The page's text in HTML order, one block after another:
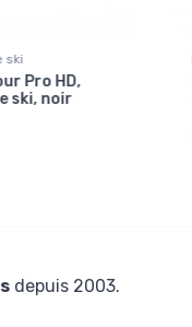
ski
Pro HD,
ski, noir
depuis 2003.